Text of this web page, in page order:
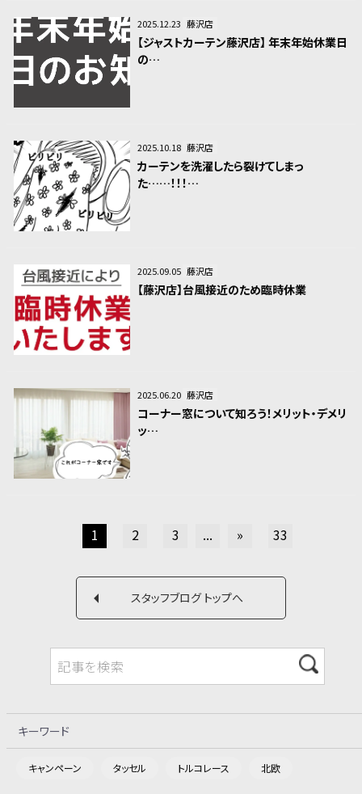
2025.12.23 藤沢店
【ジャストカーテン藤沢店】 年末年始休業日
の…
2025.10.18 藤沢店
カーテンを洗濯したら裂けてしまっ
た……！！！…
2025.09.05 藤沢店
【藤沢店】台風接近のため臨時休業
2025.06.20 藤沢店
コーナー窓について知ろう！メリット・デメリ
ッ…
1 2 3 ... » 33
スタッフブログ トップへ
キーワード
キャンペーン タッセル トルコレース 北欧